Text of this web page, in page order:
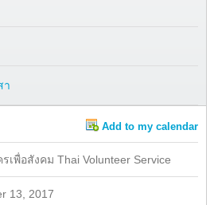
า
Add to my calendar
เพื่อสังคม Thai Volunteer Service
13, 2017